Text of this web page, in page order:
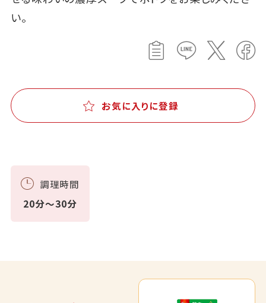
い。
お気に入りに登録
調理時間
20分～30分